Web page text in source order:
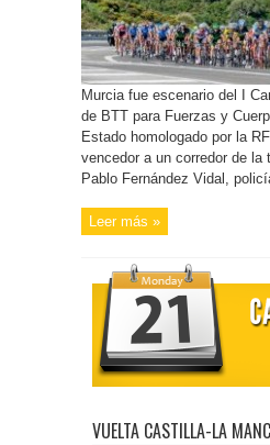
Murcia fue escenario del I
de BTT para Fuerzas y
Estado homologado por la
vencedor a un corredor de la
Pablo Fernández Vidal,
Leer más »
VUELTA CASTILLA-LA